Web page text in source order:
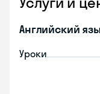
Английский
Уроки